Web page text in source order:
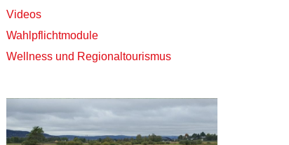
Videos
Wahlpflichtmodule
Wellness und Regionaltourismus